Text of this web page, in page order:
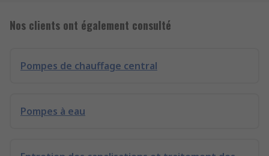
Nos clients ont également consulté
Pompes de chauffage central
Pompes à eau